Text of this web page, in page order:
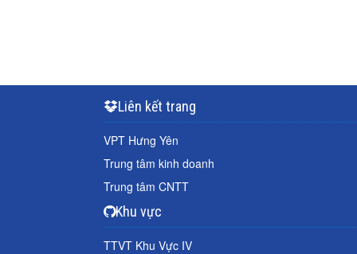
Liên kết trang
VPT Hưng Yên
Trung tâm kinh doanh
Trung tâm CNTT
Khu vực
TTVT Khu Vực IV